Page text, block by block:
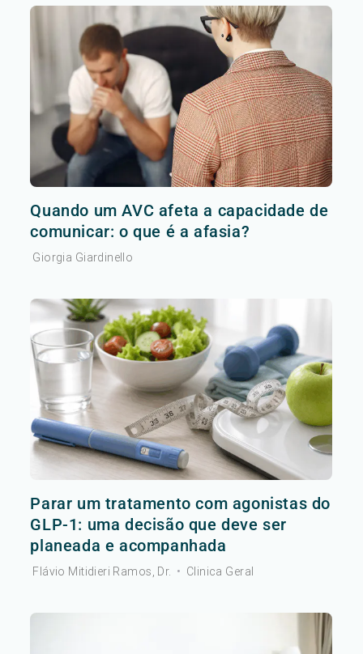
Quando um AVC afeta a capacidade de
comunicar: o que é a afasia?
Giorgia Giardinello
Parar um tratamento com agonistas do
GLP-1: uma decisão que deve ser
planeada e acompanhada
Flávio Mitidieri Ramos, Dr. • Clinica Geral